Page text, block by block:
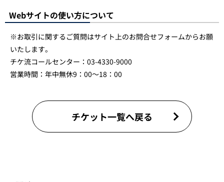
Webサイトの使い方について
※お取引に関するご質問はサイト上のお問合せフォームからお願
いたします。
チケ流コールセンター：03-4330-9000
営業時間：年中無休9：00～18：00
チケット一覧へ戻る